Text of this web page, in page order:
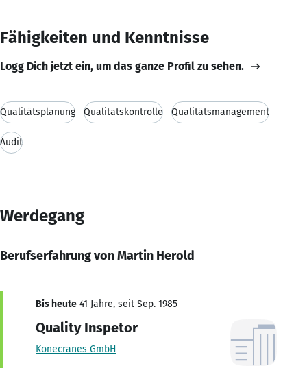
Fähigkeiten und Kenntnisse
Logg Dich jetzt ein, um das ganze Profil zu sehen.
Qualitätsplanung Qualitätskontrolle Qualitätsmanagement
Audit
Werdegang
Berufserfahrung von Martin Herold
Bis heute 41 Jahre, seit Sep. 1985
Quality Inspetor
Konecranes GmbH